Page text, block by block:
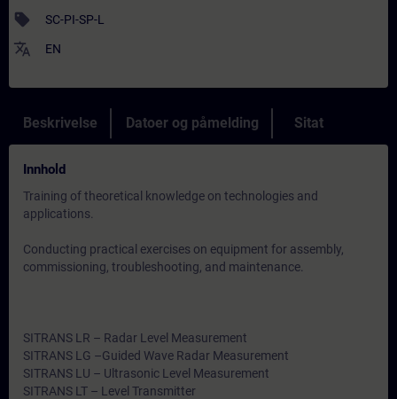
sell SC-PI-SP-L
translate EN
Beskrivelse Datoer og påmelding Sitat
Innhold
Training of theoretical knowledge on technologies and
applications.
Conducting practical exercises on equipment for assembly,
commissioning, troubleshooting, and maintenance.
SITRANS LR – Radar Level Measurement
SITRANS LG –Guided Wave Radar Measurement
SITRANS LU – Ultrasonic Level Measurement
SITRANS LT – Level Transmitter